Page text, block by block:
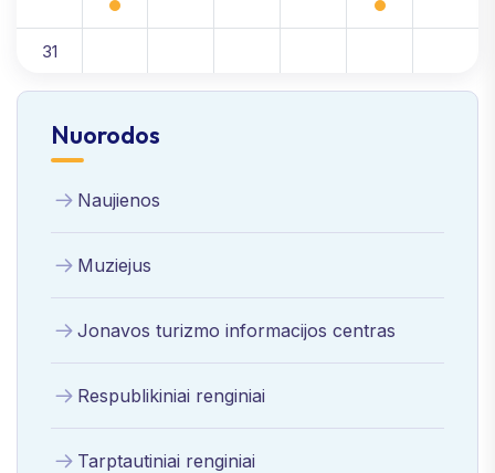
31
Nuorodos
Naujienos
Muziejus
Jonavos turizmo informacijos centras
Respublikiniai renginiai
Tarptautiniai renginiai